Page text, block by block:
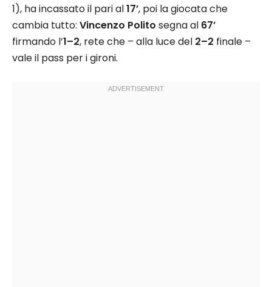
1), ha incassato il pari al17’, poi la giocata che
cambia tutto: Vincenzo Polito segna al 67’
firmando l’1–2, rete che – alla luce del 2–2 finale –
vale il pass per i gironi.